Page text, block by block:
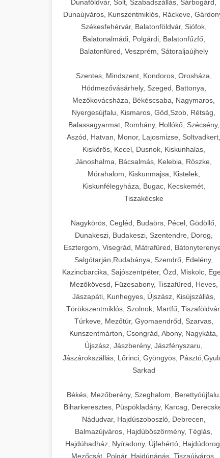
Dunaföldvár, Solt, Szabadszállás, Sárbogárd,
Dunaújváros, Kunszentmiklós, Ráckeve,
Székesfehérvár, Balatonföldvár, Siófok,
Balatonalmádi, Polgárdi, Balatonfűzfő,
Balatonfüred, Veszprém, Sátoraljaújhely
Szentes, Mindszent, Kondoros, Orosháza,
Hódmezővásárhely, Szeged, Battonya,
Mezőkovácsháza, Békéscsaba, Nagymaros,
Nyergesújfalu, Kismaros, Göd,Szob, Rétság,
Balassagyarmat, Romhány, Hollókő, Szécsény,
Aszód, Hatvan, Monor, Lajosmizse, Soltvadkert,
Kiskőrös, Kecel, Dusnok, Kiskunhalas,
Jánoshalma, Bácsalmás, Kelebia, Röszke,
Mórahalom, Kiskunmajsa, Kistelek,
Kiskunfélegyháza, Bugac, Kecskemét,
Tiszakécske
Nagykörös, Cegléd, Budaörs, Pécel, Gödöllő,
Dunakeszi, Budakeszi, Szentendre, Dorog,
Esztergom, Visegrád, Mátrafüred,
Salgótarján,Rudabánya, Szendrő, Edelény,
Kazincbarcika, Sajószentpéter, Ózd, Miskolc,
Mezőkövesd, Füzesabony, Tiszafüred, Heves,
Jászapáti, Kunhegyes, Újszász, Kisújszállás,
Törökszentmiklós, Szolnok, Martfű, Tiszaföldvár,
Túrkeve, Mezőtúr, Gyomaendrőd, Szarvas,
Kunszentmárton, Csongrád, Abony, Nagykáta,
Újszász, Jászberény, Jászfényszaru,
Jászárokszállás, Lőrinci, Gyöngyös,
Sarkad
Békés, Mezőberény, Szeghalom, Berettyóújfalu,
Biharkeresztes, Püspökladány, Karcag,
Nádudvar, Hajdúszoboszló, Debrecen,
Balmazújváros, Hajdúböszörmény, Téglás,
Hajdúhadház, Nyíradony, Újfehértó, Hajdúdorog,
Mezőcsát, Polgár, Hajdúnánás, Tiszaújváros,